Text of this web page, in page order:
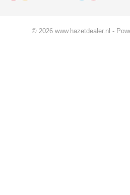
© 2026 www.hazetdealer.nl -